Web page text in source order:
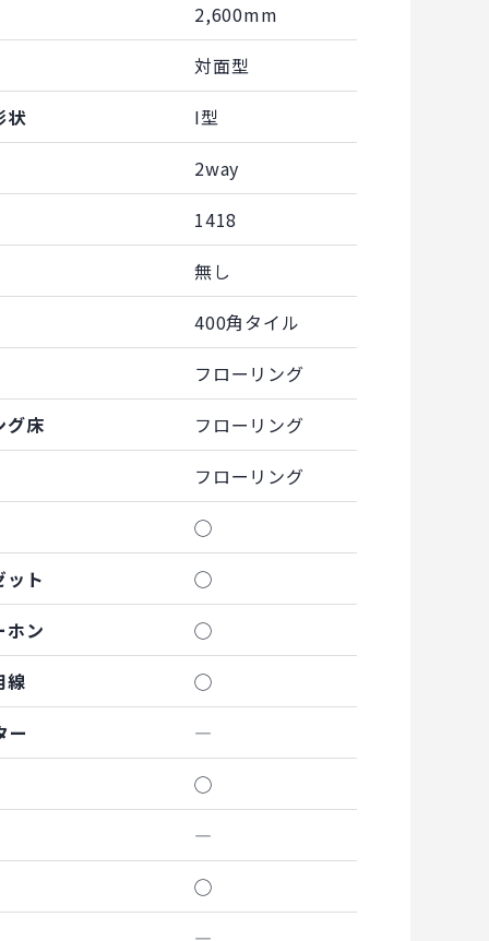
2,600mm
対面型
状
I型
2way
1418
無し
400角タイル
フローリング
グ床
フローリング
フローリング
◯
ット
◯
ホン
◯
線
◯
ー
―
◯
―
◯